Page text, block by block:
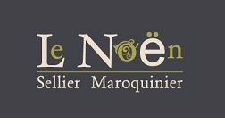
contenu